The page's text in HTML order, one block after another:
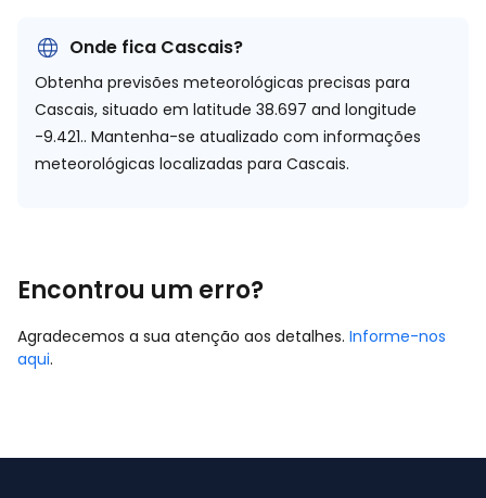
Onde fica Cascais?
Obtenha previsões meteorológicas precisas para
Cascais, situado em latitude 38.697 and longitude
-9.421.. Mantenha-se atualizado com informações
meteorológicas localizadas para Cascais.
Encontrou um erro?
Agradecemos a sua atenção aos detalhes. Informe-nos
aqui.